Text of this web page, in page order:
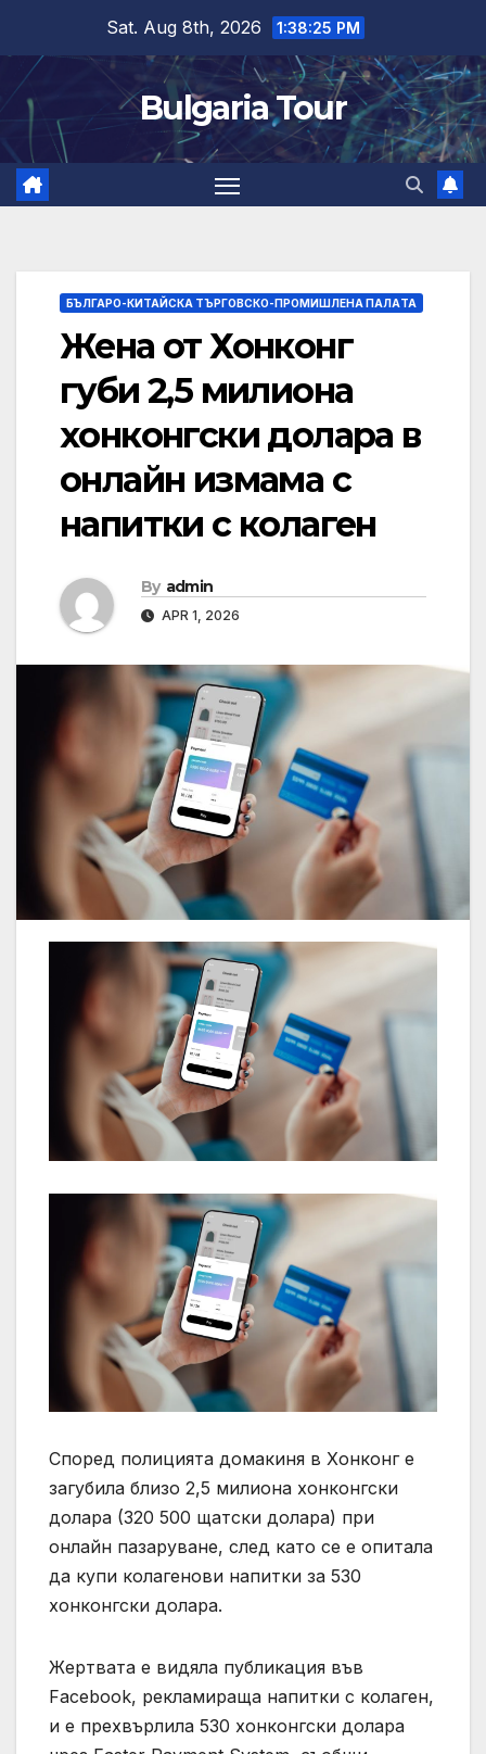
content
Sat. Aug 8th, 2026 1:38:26 PM
Bulgaria Tour
БЪЛГАРО-КИТАЙСКА ТЪРГОВСКО-ПРОМИШЛЕНА ПАЛAТА
Жена от Хонконг
губи 2,5 милиона
хонконгски долара в
онлайн измама с
напитки с колаген
By admin
APR 1, 2026
Според полицията домакиня в Хонконг е
загубила близо 2,5 милиона хонконгски
долара (320 500 щатски долара) при
онлайн пазаруване, след като се е опитала
да купи колагенови напитки за 530
хонконгски долара.
Жертвата е видяла публикация във
Facebook, рекламираща напитки с колаген,
и е прехвърлила 530 хонконгски долара